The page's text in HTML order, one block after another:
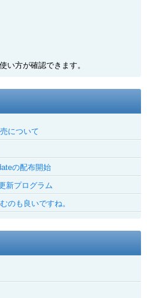
い方が確認できます。
について
の配布開始
新プログラム
のも良いですね。